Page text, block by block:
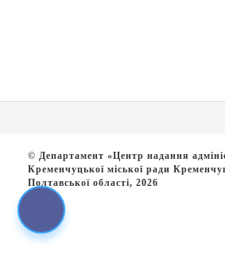
© Департамент «Центр надання
Кременчуцької міської ради
Полтавської області, 2026